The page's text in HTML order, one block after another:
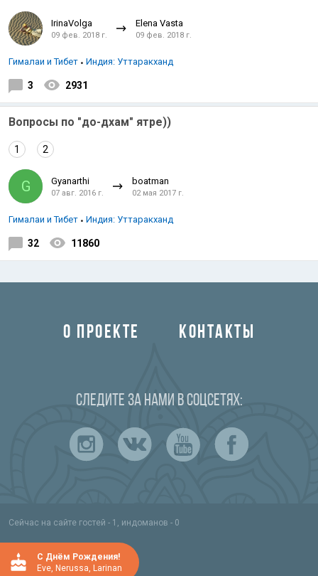
IrinaVolga
09 фев. 2018 г.
Elena Vasta
09 фев. 2018 г.
Гималаи и Тибет Индия: Уттаракханд
3 2931
Вопросы по "до-дхам" ятре))
1 2
G Gyanarthi
07 авг. 2016 г.
boatman
02 мая 2017 г.
Гималаи и Тибет Индия: Уттаракханд
32 11860
О ПРОЕКТЕ КОНТАКТЫ
Следите за нами в соцсетях:
Сейчас на сайте гостей - 1, индоманов - 0
C Днём Рождения!
Eve, Nerussa, Larinan